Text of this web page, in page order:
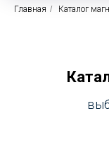
Главная / Каталог